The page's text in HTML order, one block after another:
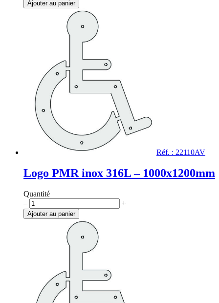
Logo
Ajouter au panier
Réf. : 22110AV
Logo PMR inox 316L – 1000x1200mm
Quantité
quantité
de
Logo
– +
Ajouter au panier